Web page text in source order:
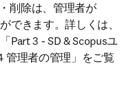
削除は、管理者が
できます。詳しくは、
Part 3 - SD & Scopusユ
管理者の管理」をご覧